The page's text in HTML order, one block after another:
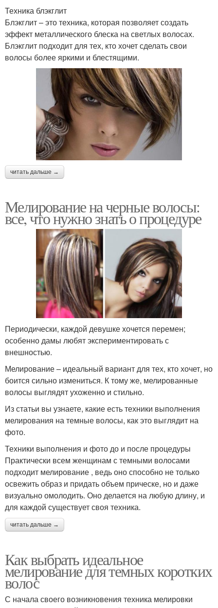
Техника блэкглит
Блэкглит – это техника, которая позволяет создать
эффект металлического блеска на светлых волосах.
Блэкглит подходит для тех, кто хочет сделать свои
волосы более яркими и блестящими.
читать дальше →
Мелирование на черные волосы:
все, что нужно знать о процедуре
Периодически, каждой девушке хочется перемен;
особенно дамы любят экспериментировать с
внешностью.
Мелирование – идеальный вариант для тех, кто хочет, но
боится сильно измениться. К тому же, мелированные
волосы выглядят ухоженно и стильно.
Из статьи вы узнаете, какие есть техники выполнения
мелирования на темные волосы, как это выглядит на
фото.
Техники выполнения и фото до и после процедуры
Практически всем женщинам с темными волосами
подходит мелирование , ведь оно способно не только
освежить образ и придать объем прическе, но и даже
визуально омолодить. Оно делается на любую длину, и
для каждой существует своя техника.
читать дальше →
Как выбрать идеальное
мелирование для темных коротких
волос
С начала своего возникновения техника мелировки